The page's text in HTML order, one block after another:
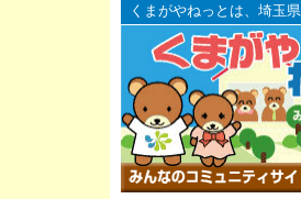
くまがやねっとは、埼玉